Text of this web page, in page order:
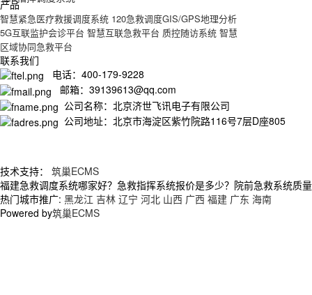
产品
智慧紧急医疗救援调度系统 120急救调度GIS/GPS地理分析
5G互联监护会诊平台 智慧互联急救平台 质控随访系统 智慧
区域协同急救平台
联系我们
电话：400-179-9228
邮箱：39139613@qq.com
公司名称：北京济世飞讯电子有限公司
公司地址：北京市海淀区紫竹院路116号7层D座805
技术支持： 筑巢ECMS
福建急救调度系统哪家好？急救指挥系统报价是多少？院前急救系统
热门城市推广: 黑龙江 吉林 辽宁 河北 山西 广西 福建 广东 海南
Powered by筑巢ECMS